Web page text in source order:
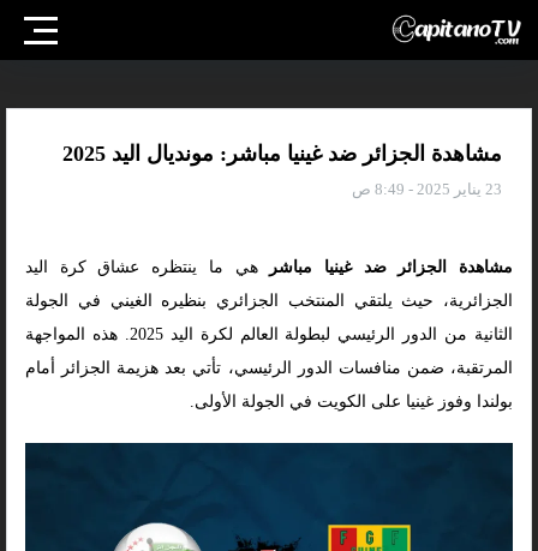
مشاهدة الجزائر ضد غينيا مباشر: مونديال اليد 2025
23 يناير 2025 - 8:49 ص
مشاهدة الجزائر ضد غينيا مباشر
هي ما ينتظره عشاق كرة اليد
الجزائرية، حيث يلتقي المنتخب الجزائري بنظيره الغيني في الجولة
الثانية من الدور الرئيسي لبطولة العالم لكرة اليد 2025. هذه المواجهة
المرتقبة، ضمن منافسات الدور الرئيسي، تأتي بعد هزيمة الجزائر أمام
بولندا وفوز غينيا على الكويت في الجولة الأولى.